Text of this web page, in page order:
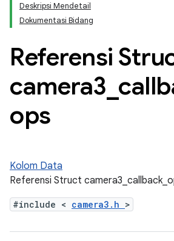
Deskripsi Mendetail
Dokumentasi Bidang
Referensi
camera3
ops
Kolom Data
Referensi Struct
#include < camera3.h >